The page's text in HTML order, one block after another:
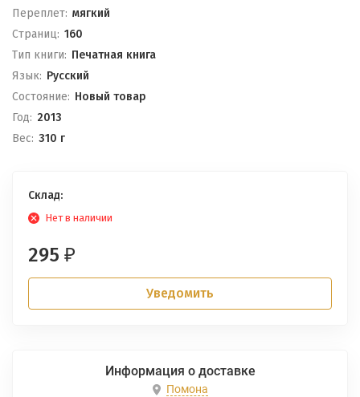
Переплет: мягкий
Cтраниц: 160
Тип книги: Печатная книга
Язык: Русский
Состояние: Новый товар
Год: 2013
Вес: 310 г
Склад:
Нет в наличии
295 ₽
Уведомить
Информация о доставке
Помона